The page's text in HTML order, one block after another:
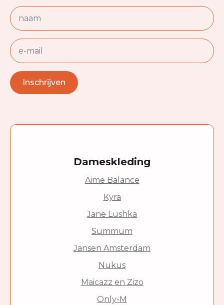
Naam
E-
mail
Inschrijven
Dameskleding
Aime Balance
Kyra
Jane Lushka
Summum
Jansen Amsterdam
Nukus
Maicazz en Zizo
Only-M